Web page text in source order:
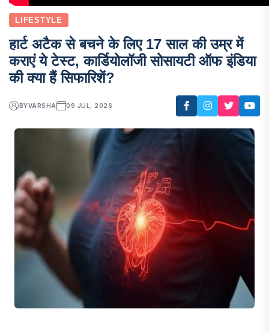
LIFESTYLE
हार्ट अटैक से बचने के लिए 17 साल की उम्र में
कराएं ये टेस्ट, कार्डियोलॉजी सोसायटी ऑफ इंडिया
की क्या हैं सिफारिशें?
BYVARSHA 09 JUL, 2026